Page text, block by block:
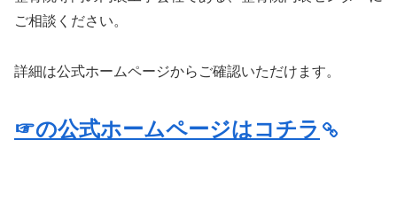
ご相談ください。
詳細は公式ホームページからご確認いただけます。
☞の公式ホームページはコチラ